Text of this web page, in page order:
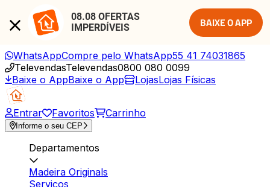
08.08 OFERTAS
IMPERDÍVEIS
BAIXE O APP
WhatsAppCompre pelo WhatsApp55 41 74031865
TelevendasTelevendas0800 080 0099
Baixe o AppBaixe o App LojasLojas Físicas
Entrar Favoritos Carrinho
Informe o seu CEP
Departamentos
Madeira Originals
Serviços